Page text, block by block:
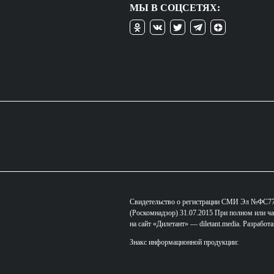
МЫ В СОЦСЕТЯХ:
Свидетельство о регистрации СМИ Эл
(Роскомнадзор) 31.07.2015 При полном или
на сайт «Дилетант» — diletant.media.
Знакс информационной продукции: